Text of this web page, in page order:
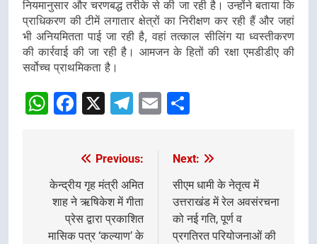
नियमानुसार और चरणबद्ध तरीके से की जा रही है। उन्होंने बताया कि
प्राधिकरण की टीमें लगातार क्षेत्रों का निरीक्षण कर रही हैं और जहां
भी अनियमितता पाई जा रही है, वहां तत्काल सीलिंग या ध्वस्तीकरण
की कार्रवाई की जा रही है। आमजन के हितों की रक्षा एमडीडीए की
सर्वोच्च प्राथमिकता है।
WhatsApp
Facebook
X Telegram
Email
navigation
Previous:
केन्द्रीय गृह मंत्री अमित
शाह ने ऋषिकेश में गीता
प्रेस द्वारा प्रकाशित
मासिक पत्र ‘कल्याण’ के
Next:
सीएम धामी के नेतृत्व में
उत्तराखंड में रेल अवसंरचना
को नई गति, पूर्ण व
प्रगतिरत परियोजनाओं की